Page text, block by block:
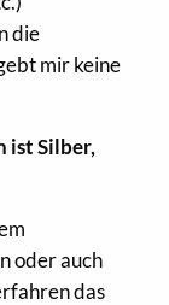
die
mir keine
ist Silber,
oder auch
das